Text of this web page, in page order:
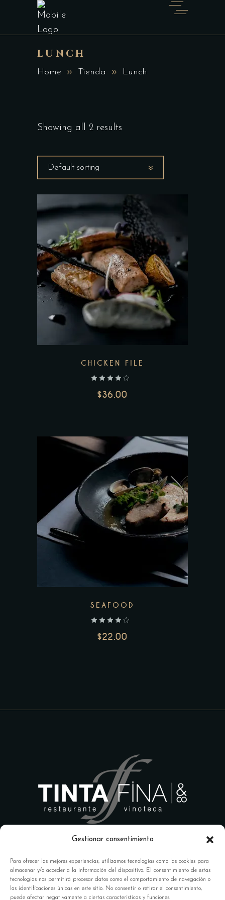
Gestionar consentimiento
Para ofrecer las mejores experiencias, utilizamos tecnologías como las cookies para
almacenar y/o acceder a la información del dispositivo. El consentimiento de estas
tecnologías nos permitirá procesar datos como el comportamiento de navegación o
las identificaciones únicas en este sitio. No consentir o retirar el consentimiento,
puede afectar negativamente a ciertas características y funciones.
LUNCH
Home Tienda Lunch
Showing all 2 results
Default sorting
CHICKEN FILE
$36.00
SEAFOOD
$22.00
Calle Ángel Ganivet, 18009